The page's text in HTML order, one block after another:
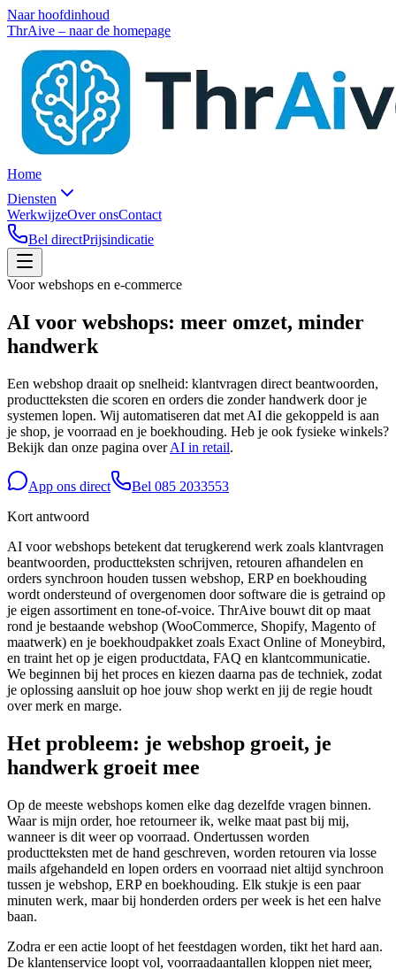
Naar hoofdinhoud
ThrAive – naar de homepage
Home
Diensten
WerkwijzeOver onsContact
Bel directPrijsindicatie
Voor webshops en e-commerce
AI voor webshops: meer omzet, minder
handwerk
Een webshop draait op snelheid: klantvragen direct beantwoorden,
productteksten die scoren en orders die zonder handwerk door je
systemen lopen. Wij automatiseren dat met AI die gekoppeld is aan
je shop, je voorraad en je boekhouding. Heb je ook fysieke winkels?
Bekijk dan onze pagina over AI in retail.
App ons direct Bel 085 2033553
Kort antwoord
AI voor webshops betekent dat terugkerend werk zoals klantvragen
beantwoorden, productteksten schrijven, retouren afhandelen en
orders synchroon houden tussen webshop, ERP en boekhouding
wordt ondersteund of overgenomen door software die is getraind op
je eigen assortiment en tone-of-voice. ThrAive bouwt dit op maat
rond je bestaande webshop (WooCommerce, Shopify, Magento of
maatwerk) en je boekhoudpakket zoals Exact Online of Moneybird,
en traint het op je eigen productdata, FAQ en klantcommunicatie.
We beginnen bij het proces en kiezen daarna pas de techniek, zodat
je oplossing aansluit op hoe jouw shop werkt en jij de regie houdt
over merk en marge.
Het probleem: je webshop groeit, je
handwerk groeit mee
Op de meeste webshops komen elke dag dezelfde vragen binnen.
Waar is mijn order, hoe retourneer ik, welke maat past bij mij,
wanneer is dit weer op voorraad. Ondertussen worden
productteksten met de hand geschreven, worden retouren via losse
mails afgehandeld en lopen orders en voorraad niet altijd synchroon
tussen je webshop, ERP en boekhouding. Elk stukje is een paar
minuten werk, maar bij honderden orders per week is het een halve
baan.
Zodra er een actie loopt of het feestdagen worden, tikt het hard aan.
De klantenservice loopt vol, voorraadaantallen kloppen niet meer,